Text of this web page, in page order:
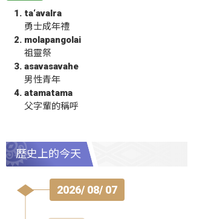
ta‘avalra
勇士成年禮
molapangolai
祖靈祭
asavasavahe
男性青年
atamatama
父字輩的稱呼
歷史上的今天
2026/ 08/ 07